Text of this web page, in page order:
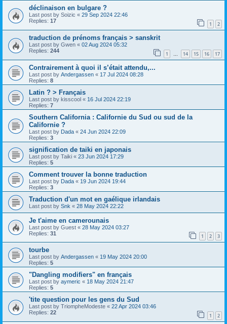
déclinaison en bulgare ?
Last post by Soizic « 29 Sep 2024 22:46
Replies: 17 1 2
traduction de prénoms français > sanskrit
Last post by Gwen « 02 Aug 2024 05:32
Replies: 244 1 … 14 15 16 17
Contrairement à quoi il s’était attendu,...
Last post by Andergassen « 17 Jul 2024 08:28
Replies: 8
Latin ? > Français
Last post by kisscool « 16 Jul 2024 22:19
Replies: 7
Southern California : Californie du Sud ou sud de la
Californie ?
Last post by Dada « 24 Jun 2024 22:09
Replies: 3
signification de taiki en japonais
Last post by Taiki « 23 Jun 2024 17:29
Replies: 5
Comment trouver la bonne traduction
Last post by Dada « 19 Jun 2024 19:44
Replies: 3
Traduction d'un mot en gaélique irlandais
Last post by Snk « 28 May 2024 22:22
Je t'aime en camerounais
Last post by Guest « 28 May 2024 03:27
Replies: 31 1 2 3
tourbe
Last post by Andergassen « 19 May 2024 20:00
Replies: 5
"Dangling modifiers" en français
Last post by aymeric « 18 May 2024 21:47
Replies: 5
'tite question pour les gens du Sud
Last post by TriompheModeste « 22 Apr 2024 03:46
Replies: 22 1 2